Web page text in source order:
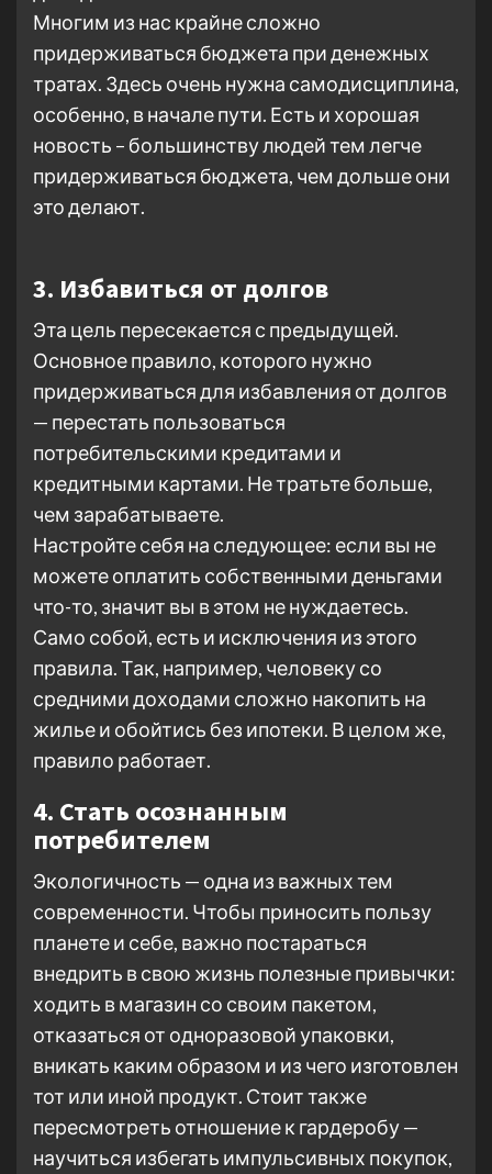
Многим из нас крайне сложно
придерживаться бюджета при денежных
тратах. Здесь очень нужна самодисциплина,
особенно, в начале пути. Есть и хорошая
новость – большинству людей тем легче
придерживаться бюджета, чем дольше они
это делают.
3. Избавиться от долгов
Эта цель пересекается с предыдущей.
Основное правило, которого нужно
придерживаться для избавления от долгов
— перестать пользоваться
потребительскими кредитами и
кредитными картами. Не тратьте больше,
чем зарабатываете.
Настройте себя на следующее: если вы не
можете оплатить собственными деньгами
что-то, значит вы в этом не нуждаетесь.
Само собой, есть и исключения из этого
правила. Так, например, человеку со
средними доходами сложно накопить на
жилье и обойтись без ипотеки. В целом же,
правило работает.
4. Стать осознанным
потребителем
Экологичность — одна из важных тем
современности. Чтобы приносить пользу
планете и себе, важно постараться
внедрить в свою жизнь полезные привычки:
ходить в магазин со своим пакетом,
отказаться от одноразовой упаковки,
вникать каким образом и из чего изготовлен
тот или иной продукт. Стоит также
пересмотреть отношение к гардеробу —
научиться избегать импульсивных покупок,